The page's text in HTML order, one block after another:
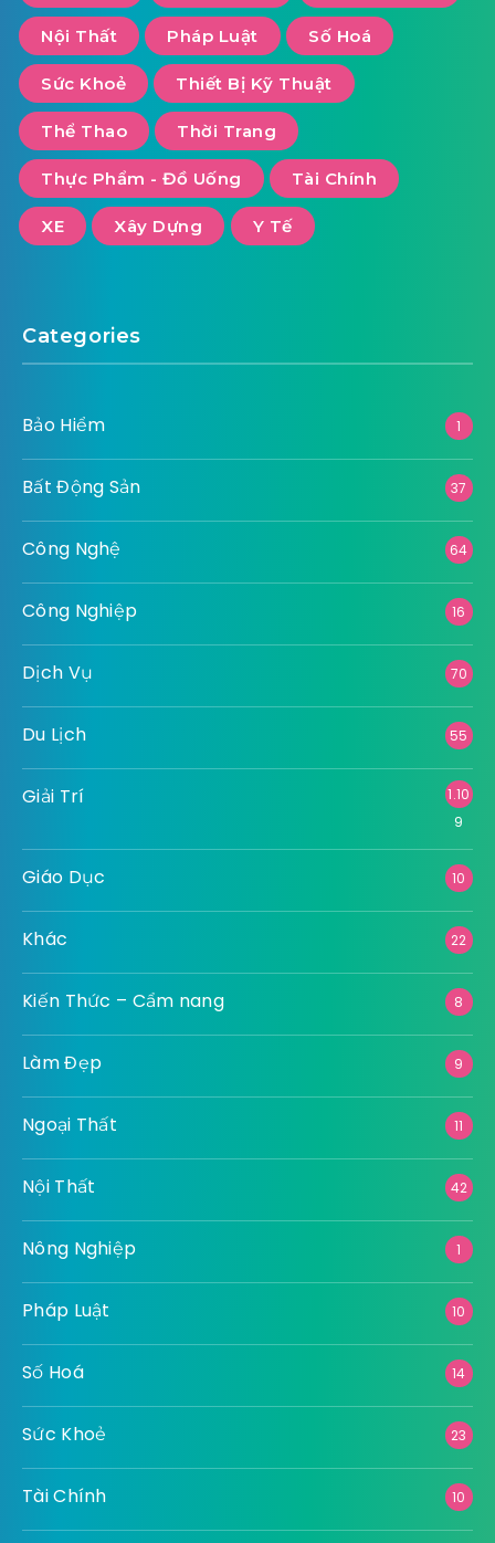
Nội Thất Pháp Luật Số Hoá
Sức Khoẻ Thiết Bị Kỹ Thuật
Thể Thao Thời Trang
Thực Phẩm - Đồ Uống Tài Chính
XE Xây Dựng Y Tế
Categories
Bảo Hiểm 1
Bất Động Sản 37
Công Nghệ 64
Công Nghiệp 16
Dịch Vụ 70
Du Lịch 55
Giải Trí
1.10
9
Giáo Dục 10
Khác 22
Kiến Thức – Cẩm nang 8
Làm Đẹp 9
Ngoại Thất 11
Nội Thất 42
Nông Nghiệp 1
Pháp Luật 10
Số Hoá 14
Sức Khoẻ 23
Tài Chính 10